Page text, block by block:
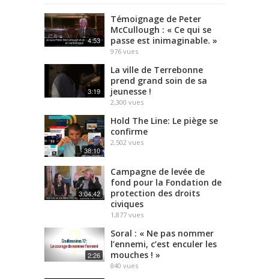
4:53
Témoignage de Peter
McCullough : « Ce qui se
passe est inimaginable. »
976 vues
3:19
La ville de Terrebonne
prend grand soin de sa
jeunesse !
2,300 vues
38:10
Hold The Line: Le piège se
confirme
2,502 vues
3:04:42
Campagne de levée de
fond pour la Fondation de
protection des droits
civiques
1,877 vues
2:26
Soral : « Ne pas nommer
l’ennemi, c’est enculer les
mouches ! »
840 vues